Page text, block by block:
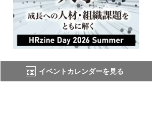
イベントカレンダーを見る